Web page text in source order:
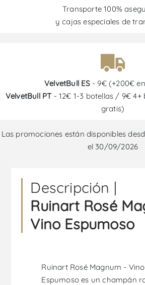
Transporte 100%
y cajas especiales de
VelvetBull ES- 9€ (+200€
VelvetBull PT - 12€ 1-3 botellas / 9€
gratis)
Las promociones están disponibles
el 30/09/2026
Descripción |
Ruinart Rosé
Vino Espumoso
Ruinart Rosé Magnum - Vino
Espumoso es un champán